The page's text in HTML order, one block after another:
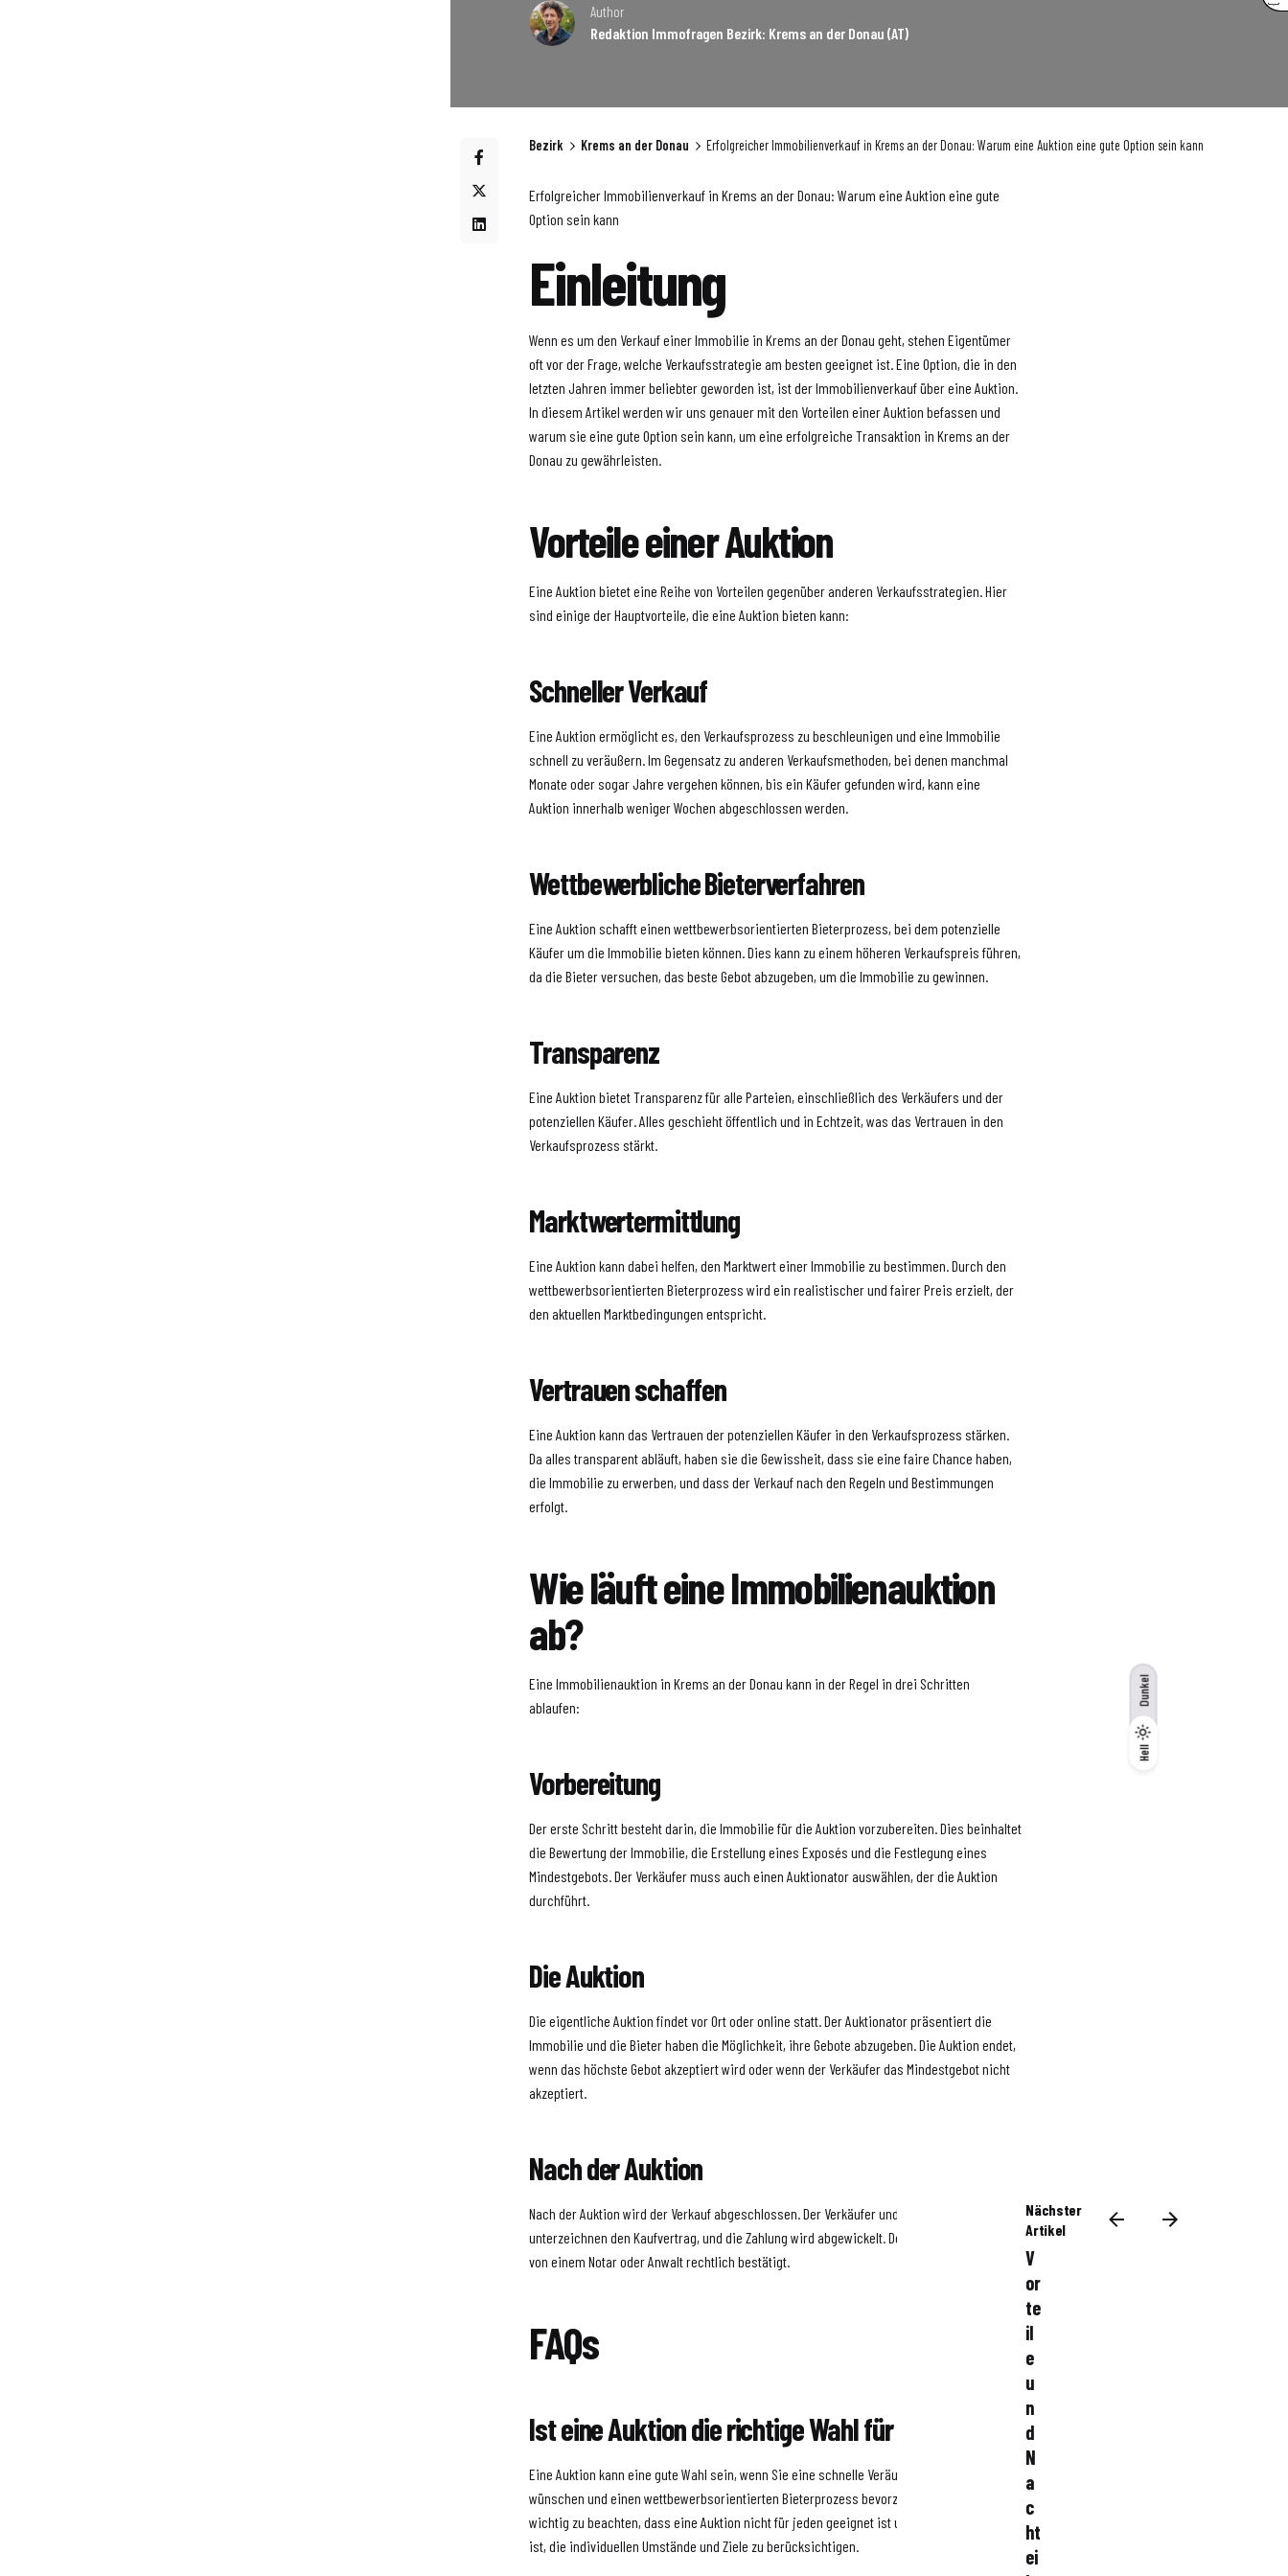
Hell
Dunkel
Hell
Dunkel
Author
Redaktion Immofragen Bezirk: Krems an der Donau (AT)
Bezirk Krems an der Donau Erfolgreicher Immobilienverkauf in Krems an der Donau: Warum eine Auktion eine gute Option sein kann
Erfolgreicher Immobilienverkauf in Krems an der Donau: Warum eine Auktion eine gute
Option sein kann
Einleitung
Wenn es um den Verkauf einer Immobilie in Krems an der Donau geht, stehen Eigentümer
oft vor der Frage, welche Verkaufsstrategie am besten geeignet ist. Eine Option, die in den
letzten Jahren immer beliebter geworden ist, ist der Immobilienverkauf über eine Auktion.
In diesem Artikel werden wir uns genauer mit den Vorteilen einer Auktion befassen und
warum sie eine gute Option sein kann, um eine erfolgreiche Transaktion in Krems an der
Donau zu gewährleisten.
Vorteile einer Auktion
Eine Auktion bietet eine Reihe von Vorteilen gegenüber anderen Verkaufsstrategien. Hier
sind einige der Hauptvorteile, die eine Auktion bieten kann:
Schneller Verkauf
Eine Auktion ermöglicht es, den Verkaufsprozess zu beschleunigen und eine Immobilie
schnell zu veräußern. Im Gegensatz zu anderen Verkaufsmethoden, bei denen manchmal
Monate oder sogar Jahre vergehen können, bis ein Käufer gefunden wird, kann eine
Auktion innerhalb weniger Wochen abgeschlossen werden.
Wettbewerbliche Bieterverfahren
Eine Auktion schafft einen wettbewerbsorientierten Bieterprozess, bei dem potenzielle
Käufer um die Immobilie bieten können. Dies kann zu einem höheren Verkaufspreis führen,
da die Bieter versuchen, das beste Gebot abzugeben, um die Immobilie zu gewinnen.
Transparenz
Eine Auktion bietet Transparenz für alle Parteien, einschließlich des Verkäufers und der
potenziellen Käufer. Alles geschieht öffentlich und in Echtzeit, was das Vertrauen in den
Verkaufsprozess stärkt.
Marktwertermittlung
Eine Auktion kann dabei helfen, den Marktwert einer Immobilie zu bestimmen. Durch den
wettbewerbsorientierten Bieterprozess wird ein realistischer und fairer Preis erzielt, der
den aktuellen Marktbedingungen entspricht.
Vertrauen schaffen
Eine Auktion kann das Vertrauen der potenziellen Käufer in den Verkaufsprozess stärken.
Da alles transparent abläuft, haben sie die Gewissheit, dass sie eine faire Chance haben,
die Immobilie zu erwerben, und dass der Verkauf nach den Regeln und Bestimmungen
erfolgt.
Wie läuft eine Immobilienauktion
ab?
Eine Immobilienauktion in Krems an der Donau kann in der Regel in drei Schritten
ablaufen:
Vorbereitung
Der erste Schritt besteht darin, die Immobilie für die Auktion vorzubereiten. Dies beinhaltet
die Bewertung der Immobilie, die Erstellung eines Exposés und die Festlegung eines
Mindestgebots. Der Verkäufer muss auch einen Auktionator auswählen, der die Auktion
durchführt.
Die Auktion
Die eigentliche Auktion findet vor Ort oder online statt. Der Auktionator präsentiert die
Immobilie und die Bieter haben die Möglichkeit, ihre Gebote abzugeben. Die Auktion endet,
wenn das höchste Gebot akzeptiert wird oder wenn der Verkäufer das Mindestgebot nicht
akzeptiert.
Nach der Auktion
Nach der Auktion wird der Verkauf abgeschlossen. Der Verkäufer und der Käufer
unterzeichnen den Kaufvertrag, und die Zahlung wird abgewickelt. Der Verkauf wird dann
von einem Notar oder Anwalt rechtlich bestätigt.
FAQs
Ist eine Auktion die richtige Wahl für mich?
Eine Auktion kann eine gute Wahl sein, wenn Sie eine schnelle Veräußerung der Immobilie
wünschen und einen wettbewerbsorientierten Bieterprozess bevorzugen. Es ist jedoch
wichtig zu beachten, dass eine Auktion nicht für jeden geeignet ist und dass es wichtig
ist, die individuellen Umstände und Ziele zu berücksichtigen.
Nächster
Artikel
V
or
te
il
e
u
n
d
N
a
c
ht
ei